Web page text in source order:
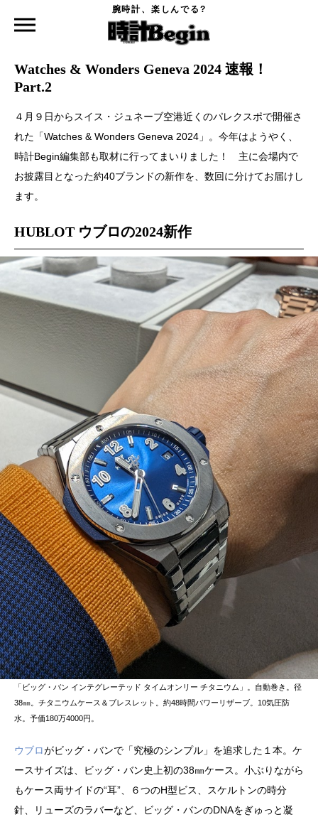
腕時計、楽しんでる?
Watches & Wonders Geneva 2024 速報！ Part.2
Watches & Wonders Geneva 2024 速報！
Part.2
４月９日からスイス・ジュネーブ空港近くのパレクスポで開催さ
れた「Watches & Wonders Geneva 2024」。今年はようやく、
時計Begin編集部も取材に行ってまいりました！ 主に会場内で
お披露目となった約40ブランドの新作を、数回に分けてお届けし
ます。
HUBLOT ウブロの2024新作
「ビッグ・バン インテグレーテッド タイムオンリー チタニウム」。自動巻き。径
38㎜。チタニウムケース＆ブレスレット。約48時間パワーリザーブ。10気圧防
水。予価180万4000円。
ウブロがビッグ・バンで「究極のシンプル」を追求した１本。ケ
ースサイズは、ビッグ・バン史上初の38㎜ケース。小ぶりながら
もケース両サイドの“耳”、６つのH型ビス、スケルトンの時分
針、リューズのラバーなど、ビッグ・バンのDNAをぎゅっと凝